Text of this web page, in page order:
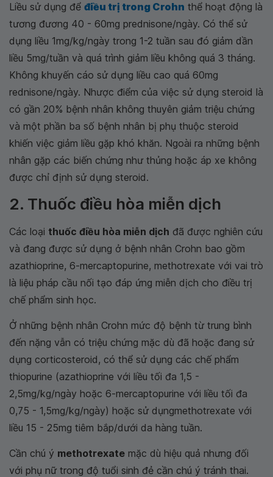
Liều sử dụng để điều trị trong Crohn thể hoạt động là
tương đương 40 - 60mg prednisone/ngày. Có thể sử
dụng liều 1mg/kg/ngày trong 1-2 tuần sau đó giảm dần
liều 5mg/tuần và quá trình giảm liều không quá 3 tháng.
Không khuyến cáo sử dụng liều cao quá 60mg
rednisone/ngày. Nhược điểm của việc sử dụng steroid là
có gần 20% bệnh nhân không thuyên giảm triệu chứng
và một phần ba số bệnh nhân bị phụ thuộc steroid
khiến việc giảm liều gặp khó khăn. Ngoài ra những bệnh
nhân gặp các biến chứng như thủng hoặc áp xe không
được chỉ định sử dụng steroid.
2. Thuốc điều hòa miễn dịch
Các loại thuốc điều hòa miễn dịch đã được nghiên cứu
và đang được sử dụng ở bệnh nhân Crohn bao gồm
azathioprine, 6-mercaptopurine, methotrexate với vai trò
là liệu pháp cầu nối tạo đáp ứng miễn dịch cho điều trị
chế phẩm sinh học.
Ở những bệnh nhân Crohn mức độ bệnh từ trung bình
đến nặng vẫn có triệu chứng mặc dù đã hoặc đang sử
dụng corticosteroid, có thể sử dụng các chế phẩm
thiopurine (azathioprine với liều tối đa 1,5 -
2,5mg/kg/ngày hoặc 6-mercaptopurine với liều tối đa
0,75 - 1,5mg/kg/ngày) hoặc sử dụngmethotrexate với
liều 15 - 25mg tiêm bắp/dưới da hàng tuần.
Cần chú ý methotrexate mặc dù hiệu quả nhưng đối
với phụ nữ trong độ tuổi sinh đẻ cần chú ý tránh thai.